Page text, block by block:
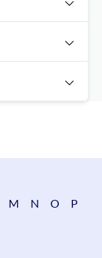
M N O P